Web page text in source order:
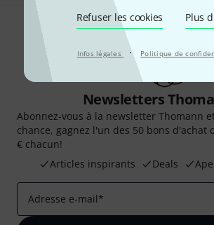
Refuser les cookies Plus
Infos légales · Politique de
Newsletters
Abonnez-vous à la newsletter Thomann
chance, gagnez l'un des 50 bons d'achat
€ chacun!
Articles inspirants
Deals
Adresse e-mail*